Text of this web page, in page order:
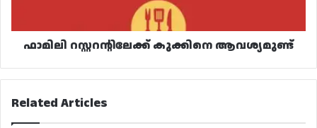
ഫാമിലി റസ്റ്ററന്റിലേക്ക് കുക്കിനെ ആവശ്യമുണ്ട്
Related Articles